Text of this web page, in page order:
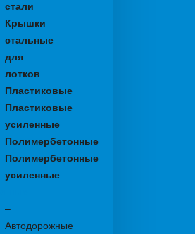
стали
Крышки
стальные
для
лотков
Пластиковые
Пластиковые
усиленные
Полимербетонные
Полимербетонные
усиленные
–
Автодорожные